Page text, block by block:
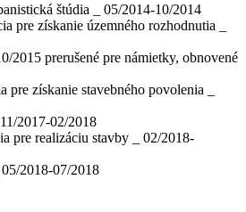
štúdia _ 05/2014-10/2014
pre získanie územného rozhodnutia _
2015 prerušené pre námietky, obnovené
pre získanie stavebného povolenia _
2017-02/2018
pre realizáciu stavby _ 02/2018-
2018-07/2018